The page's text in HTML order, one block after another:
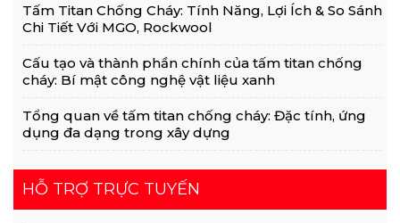
Tấm Titan Chống Cháy: Tính Năng, Lợi Ích & So Sánh
Chi Tiết Với MGO, Rockwool
Cấu tạo và thành phần chính của tấm titan chống
cháy: Bí mật công nghệ vật liệu xanh
Tổng quan về tấm titan chống cháy: Đặc tính, ứng
dụng đa dạng trong xây dựng
HỖ TRỢ TRỰC TUYẾN